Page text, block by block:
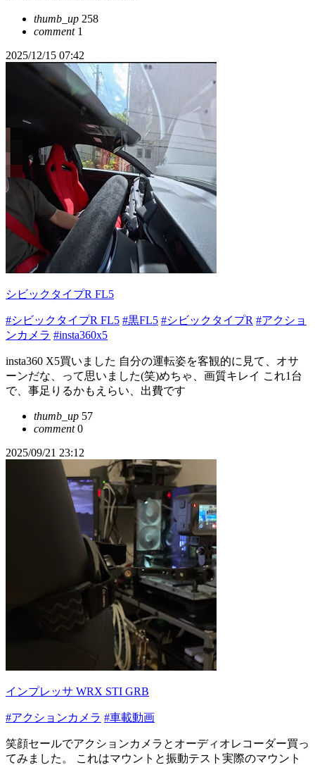
thumb_up 258
comment1
2025/12/15 07:42
シビックタイプR FL5
#シビックタイプR FL5 #黒FL5 #シビックタイプR #アクショ
ンカメラ #insta360x5
insta360 X5買いました 自分の運転姿を客観的に見て、オサ
ーンだな、って思いました(笑)めちゃ、画質キレイ これ1台
で、事足りるかもえらい、出費です
thumb_up 57
comment0
2025/09/21 23:12
インプレッサ WRX STI GRB
#アクションカメラ #車載動画
笑顔セールでアクションカメラとオーディオレコーダー買っ
てみました。 これはマウントと振動テスト実際のマウント